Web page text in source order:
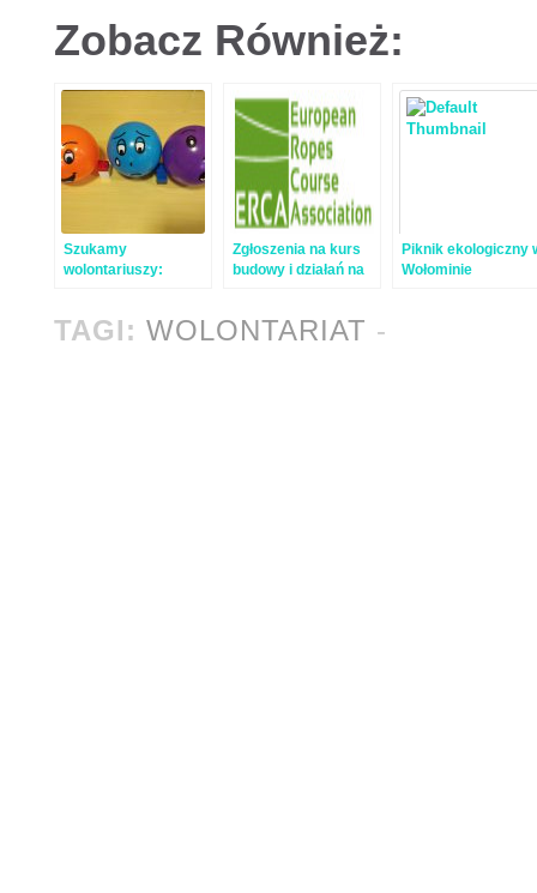
Zobacz Również:
Szukamy
wolontariuszy:
Zgłoszenia na kurs
budowy i działań na
Piknik ekologiczny
Wołominie
TAGI: WOLONTARIAT -